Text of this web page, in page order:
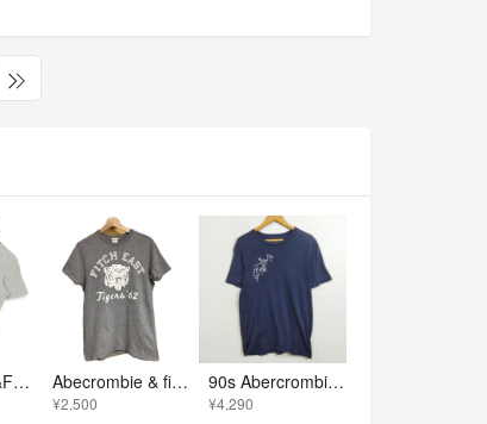
Abercrombie&Fitch アバクロンビー＆フィッチ 春夏★ 半袖 ロゴ刺繍 Vネック Tシャツ カットソー Sz.M メンズ 灰 グレー Abecrombie & fitch アバクロ プリント半袖Tシャツ カジュアル アメカジ ビンテージ 古着 グレー S
¥2,500
90s Abercrombie&Fitch アバクロ A&F Tシャツ ロゴ 刺繍 バックプリント アメカジ シングルステッチ 古着 VINTAGE ネイビー M G281
¥4,290